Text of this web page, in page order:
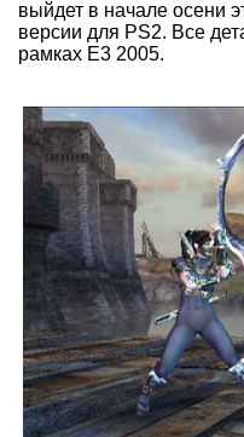
выйдет в начале осени
версии для PS2. Все
рамках E3 2005.